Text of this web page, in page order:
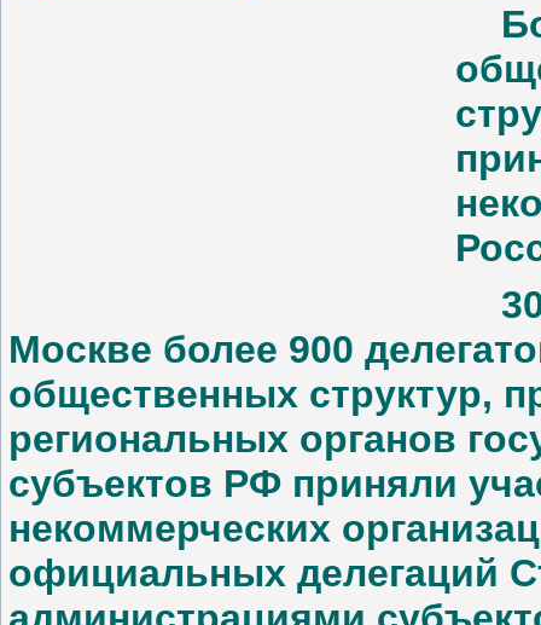
Москве более 900
общественных структур,
региональных органов
субъектов РФ приняли
некоммерческих
официальных делегаций